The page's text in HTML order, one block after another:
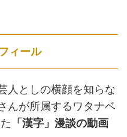
ィール
人としの横顔を知らな
んが所属するワタナベ
「漢字」漫談の動画